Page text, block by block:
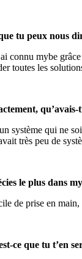
tu peux nous
connu mybe
toutes les
système qui ne
très peu de
le plus dans
de prise en
ce que tu t’en